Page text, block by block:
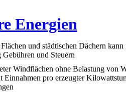
Energien
und städtischen Dächern
und Steuern
Windflächen ohne Belastung von
pro erzeugter